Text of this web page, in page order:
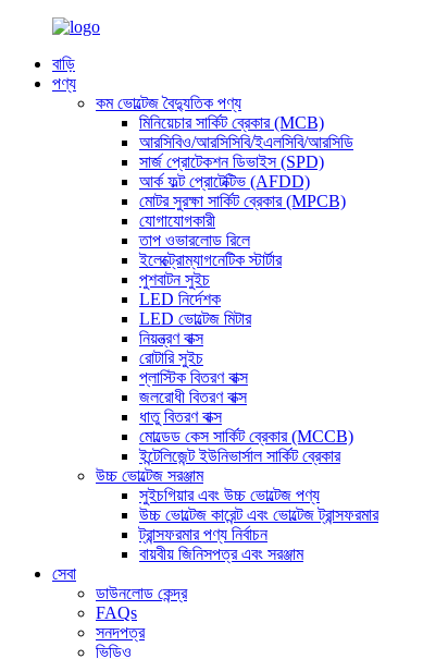
বাড়ি
পণ্য
কম ভোল্টেজ বৈদ্যুতিক পণ্য
মিনিয়েচার সার্কিট ব্রেকার (MCB)
আরসিবিও/আরসিসিবি/ইএলসিবি/আরসিডি
সার্জ প্রোটেকশন ডিভাইস (SPD)
আর্ক ফল্ট প্রোটেক্টিভ (AFDD)
মোটর সুরক্ষা সার্কিট ব্রেকার (MPCB)
যোগাযোগকারী
তাপ ওভারলোড রিলে
ইলেক্ট্রোম্যাগনেটিক স্টার্টার
পুশবাটন সুইচ
LED নির্দেশক
LED ভোল্টেজ মিটার
নিয়ন্ত্রণ বাক্স
রোটারি সুইচ
প্লাস্টিক বিতরণ বাক্স
জলরোধী বিতরণ বাক্স
ধাতু বিতরণ বাক্স
মোল্ডেড কেস সার্কিট ব্রেকার (MCCB)
ইন্টেলিজেন্ট ইউনিভার্সাল সার্কিট ব্রেকার
উচ্চ ভোল্টেজ সরঞ্জাম
সুইচগিয়ার এবং উচ্চ ভোল্টেজ পণ্য
উচ্চ ভোল্টেজ কারেন্ট এবং ভোল্টেজ ট্রান্সফরমার
ট্রান্সফরমার পণ্য নির্বাচন
বায়বীয় জিনিসপত্র এবং সরঞ্জাম
সেবা
ডাউনলোড কেন্দ্র
FAQs
সনদপত্র
ভিডিও